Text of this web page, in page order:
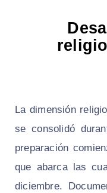
La dimensión
se consolidó
preparación
que abarca las
diciembre.